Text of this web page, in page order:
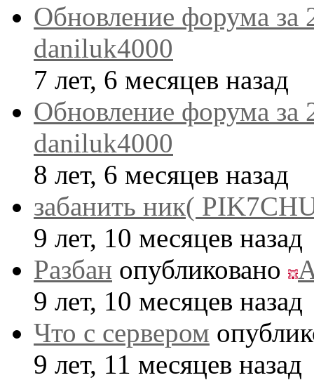
Обновление форума за
daniluk4000
7 лет, 6 месяцев назад
Обновление форума за
daniluk4000
8 лет, 6 месяцев назад
забанить ник(
9 лет, 10 месяцев назад
Разбан опубликовано
9 лет, 10 месяцев назад
Что с сервером
9 лет, 11 месяцев назад